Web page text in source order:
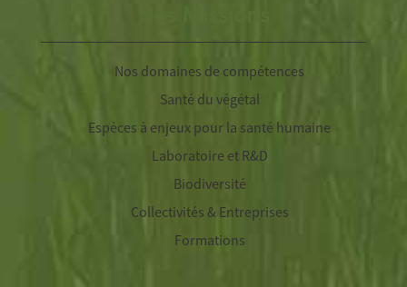
Nos domaines de compétences
Santé du végétal
Espèces à enjeux pour la santé humaine
Laboratoire et R&D
Biodiversité
Collectivités & Entreprises
Formations